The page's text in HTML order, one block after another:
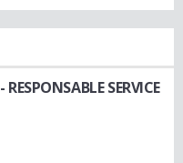
- RESPONSABLE SERVICE